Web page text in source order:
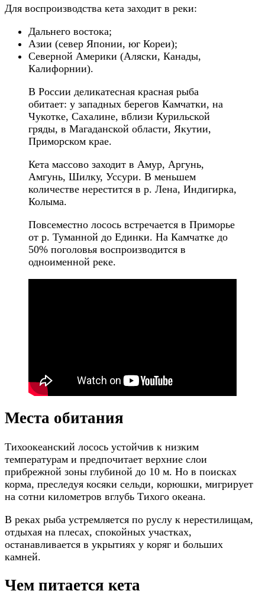
Для воспроизводства кета заходит в реки:
Дальнего востока;
Азии (север Японии, юг Кореи);
Северной Америки (Аляски, Канады,
Калифорнии).
В России деликатесная красная рыба
обитает: у западных берегов Камчатки, на
Чукотке, Сахалине, вблизи Курильской
гряды, в Магаданской области, Якутии,
Приморском крае.
Кета массово заходит в Амур, Аргунь,
Амгунь, Шилку, Уссури. В меньшем
количестве нерестится в р. Лена, Индигирка,
Колыма.
Повсеместно лосось встречается в Приморье
от р. Туманной до Единки. На Камчатке до
50% поголовья воспроизводится в
одноименной реке.
Места обитания
Тихоокеанский лосось устойчив к низким
температурам и предпочитает верхние слои
прибрежной зоны глубиной до 10 м. Но в поисках
корма, преследуя косяки сельди, корюшки, мигрирует
на сотни километров вглубь Тихого океана.
В реках рыба устремляется по руслу к нерестилищам,
отдыхая на плесах, спокойных участках,
останавливается в укрытиях у коряг и больших
камней.
Чем питается кета